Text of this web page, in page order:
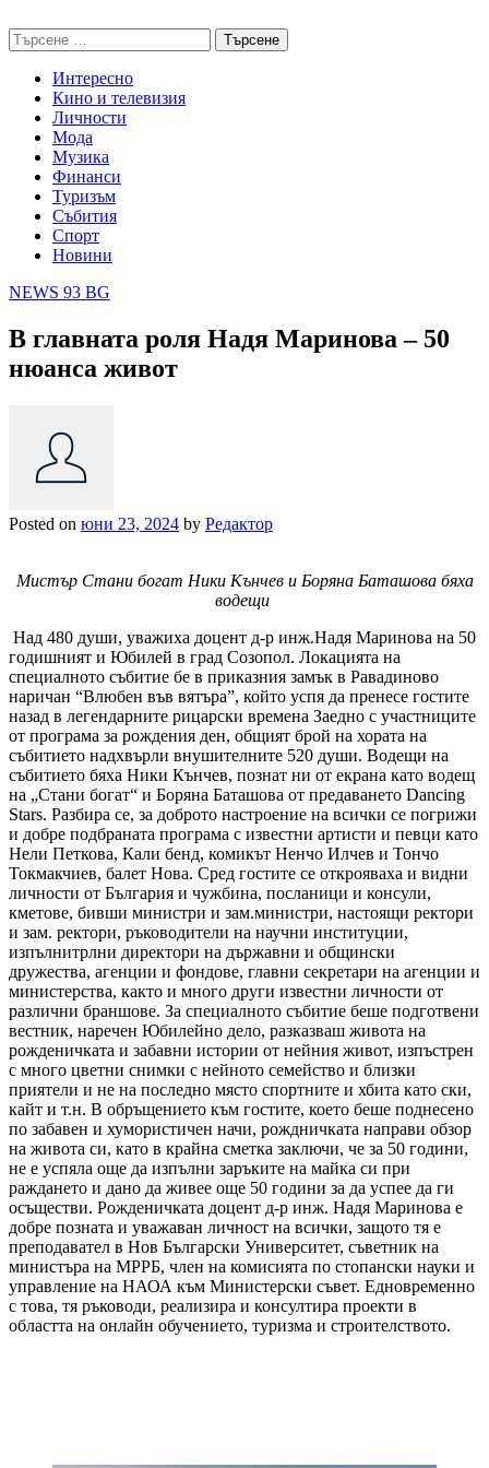
to
content
Търсене
за:
Интересно
Кино и телевизия
Личности
Мода
Музика
Финанси
Туризъм
Събития
Спорт
Новини
NEWS 93 BG
В главната роля Надя Маринова – 50
нюанса живот
Posted on юни 23, 2024 by Редактор
Мистър Стани богат Ники Кънчев и Боряна Баташова бяха
водещи
Над 480 души, уважиха доцент д-р инж.Надя Маринова на 50
годишният и Юбилей в град Созопол. Локацията на
специалното събитие бе в приказния замък в Равадиново
наричан “Влюбен във вятъра”, който успя да пренесе гостите
назад в легендарните рицарски времена Заедно с участниците
от програма за рождения ден, общият брой на хората на
събитието надхвърли внушителните 520 души. Водещи на
събитието бяха Ники Кънчев, познат ни от екрана като водещ
на „Стани богат“ и Боряна Баташова от предаването Dancing
Stars. Разбира се, за доброто настроение на всички се погрижи
и добре подбраната програма с известни артисти и певци като
Нели Петкова, Кали бенд, комикът Ненчо Илчев и Тончо
Токмакчиев, балет Нова. Сред гостите се открояваха и видни
личности от България и чужбина, посланици и консули,
кметове, бивши министри и зам.министри, настоящи ректори
и зам. ректори, ръководители на научни институции,
изпълнитрлни директори на държавни и общински
дружества, агенции и фондове, главни секретари на агенции и
министерства, както и много други известни личности от
различни браншове. За специалното събитие беше подготвени
вестник, наречен Юбилейно дело, разказваш живота на
рожденичката и забавни истории от нейния живот, изпъстрен
с много цветни снимки с нейното семейство и близки
приятели и не на последно място спортните и хбита като ски,
кайт и т.н. В обръщението към гостите, което беше поднесено
по забавен и хумористичен начи, рождничката направи обзор
на живота си, като в крайна сметка заключи, че за 50 години,
не е успяла още да изпълни заръките на майка си при
раждането и дано да живее още 50 години за да успее да ги
осъществи. Рожденичката доцент д-р инж. Надя Маринова е
добре позната и уважаван личност на всички, защото тя е
преподавател в Нов Български Университет, съветник на
министъра на МРРБ, член на комисията по стопански науки и
управление на НАОА към Министерски съвет. Едновременно
с това, тя ръководи, реализира и консултира проекти в
областта на онлайн обучението, туризма и строителството.